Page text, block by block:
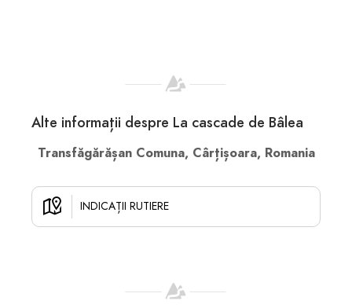
Alte informații despre La cascade de Bâlea
Transfăgărășan Comuna, Cârțișoara, Romania
INDICAȚII RUTIERE